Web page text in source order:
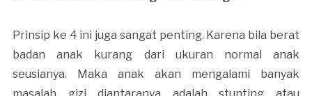
Prinsip ke 4 ini juga sangat penting. Karena bila berat
badan anak kurang dari ukuran normal anak
seusianya. Maka anak akan mengalami banyak